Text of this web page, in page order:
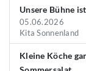
Unsere Bühne
05.06.2026
Kita Sonnenland
Kleine Köche